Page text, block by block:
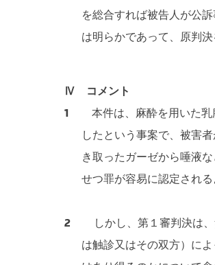
を総合すれば被告人が公
は明らかであって、原判
Ⅳ コメント
1本件は、麻酔を用いた乳腺
したという事案で、被害
き取ったガーゼから唾液
せつ罪が容易に認定される
2しかし、第１審判決は、無
は触診又はその双方）に